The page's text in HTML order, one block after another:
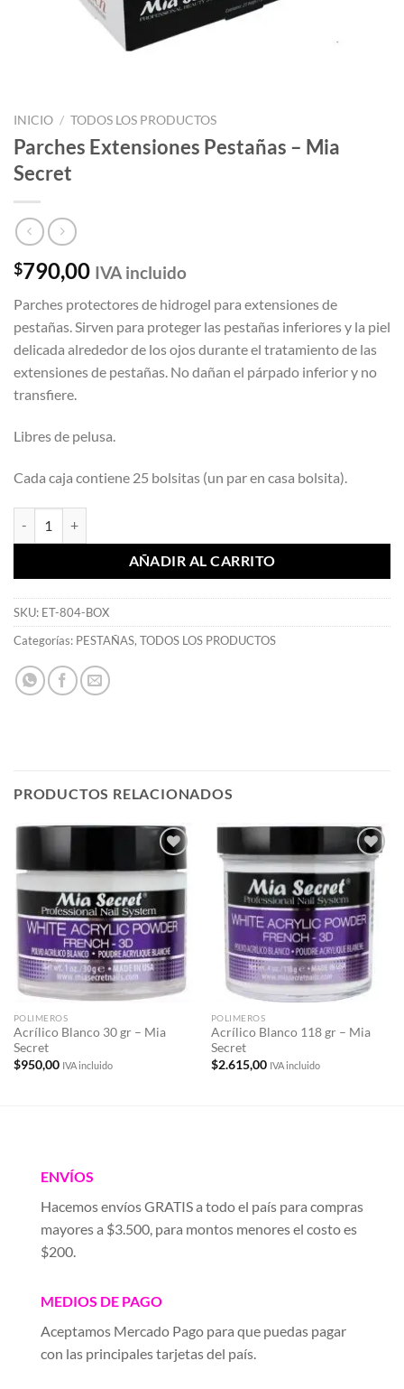
INICIO / TODOS LOS PRODUCTOS
Parches Extensiones Pestañas – Mia
Secret
$790,00 IVA incluido
Parches protectores de hidrogel para extensiones de
pestañas. Sirven para proteger las pestañas inferiores y la piel
delicada alrededor de los ojos durante el tratamiento de las
extensiones de pestañas. No dañan el párpado inferior y no
transfiere.
Libres de pelusa.
Cada caja contiene 25 bolsitas (un par en casa bolsita).
AÑADIR AL CARRITO
SKU: ET-804-BOX
Categorías: PESTAÑAS, TODOS LOS PRODUCTOS
PRODUCTOS RELACIONADOS
Añadir
lista de
deseos
POLIMEROS
Acrílico Blanco 30 gr – Mia
Secret
$950,00 IVA incluido
Añadir
a la
lista de
deseos
POLIMEROS
Acrílico Blanco 118 gr – Mia
Secret
$2.615,00 IVA incluido
ENVÍOS
Hacemos envíos GRATIS a todo el país para compras
mayores a $3.500, para montos menores el costo es
$200.
MEDIOS DE PAGO
Aceptamos Mercado Pago para que puedas pagar
con las principales tarjetas del país.